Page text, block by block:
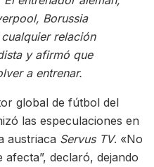
Borussia
relación
y afirmó que
a entrenar.
global de fútbol del
las especulaciones en
austriaca Servus TV. «No
declaró, dejando